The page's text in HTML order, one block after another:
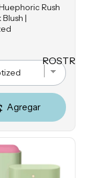
Rare
Beauty
o de
Protecto
res
Solares
Herrami
entas
POR
ROSTR
O
Primers
Bases
Correcto
Bronzers
Rush
Blush |
Agregar